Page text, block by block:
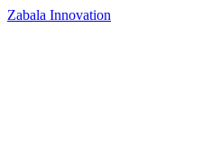
Zabala Innovation